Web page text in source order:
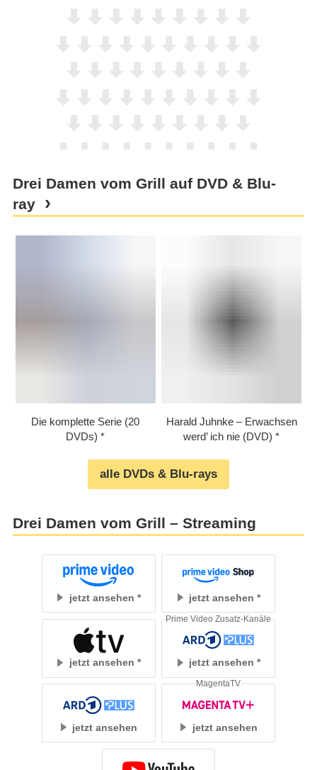
Drei Damen vom Grill auf DVD & Blu-
ray
Die komplette Serie (20
DVDs)
Harald Juhnke – Erwachsen
werd’ ich nie (DVD)
alle DVDs & Blu-rays
Drei Damen vom Grill – Streaming
jetzt ansehen jetzt ansehen
jetzt ansehen jetzt ansehen
Prime Video Zusatz-Kanäle
jetzt ansehen jetzt ansehen
MagentaTV